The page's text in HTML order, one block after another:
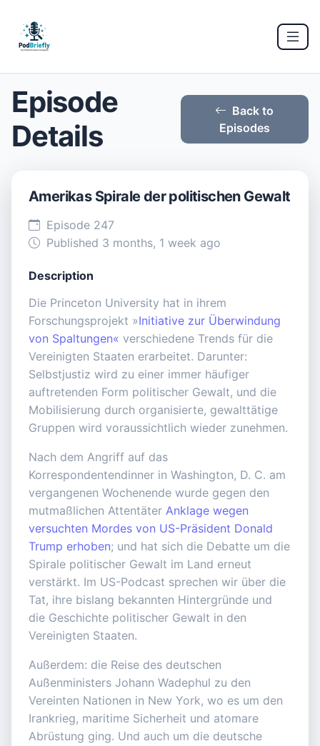
Episode
Details
Back to
Episodes
Amerikas Spirale der politischen Gewalt
Episode 247
Published 3 months, 1 week ago
Description
Die Princeton University hat in ihrem
Forschungsprojekt »Initiative zur Überwindung
von Spaltungen« verschiedene Trends für die
Vereinigten Staaten erarbeitet. Darunter:
Selbstjustiz wird zu einer immer häufiger
auftretenden Form politischer Gewalt, und die
Mobilisierung durch organisierte, gewalttätige
Gruppen wird voraussichtlich wieder zunehmen.
Nach dem Angriff auf das
Korrespondentendinner in Washington, D. C. am
vergangenen Wochenende wurde gegen den
mutmaßlichen Attentäter Anklage wegen
versuchten Mordes von US-Präsident Donald
Trump erhoben; und hat sich die Debatte um die
Spirale politischer Gewalt im Land erneut
verstärkt. Im US-Podcast sprechen wir über die
Tat, ihre bislang bekannten Hintergründe und
die Geschichte politischer Gewalt in den
Vereinigten Staaten.
Außerdem: die Reise des deutschen
Außenministers Johann Wadephul zu den
Vereinten Nationen in New York, wo es um den
Irankrieg, maritime Sicherheit und atomare
Abrüstung ging. Und auch um die deutsche